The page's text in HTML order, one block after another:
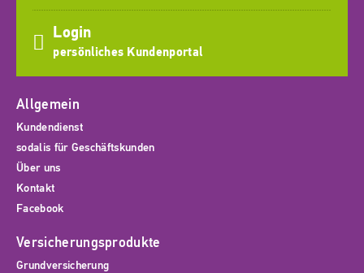
Login
persönliches Kundenportal
Allgemein
Kundendienst
sodalis für Geschäftskunden
Über uns
Kontakt
Facebook
Versicherungsprodukte
Grundversicherung